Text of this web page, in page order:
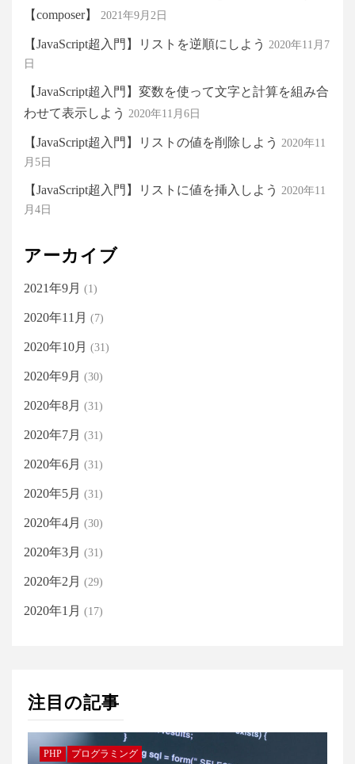
【composer】
2021年9月2日
【JavaScript超入門】リストを逆順にしよう 2020年11月7
日
【JavaScript超入門】変数を使って文字と計算を組み合
わせて表示しよう 2020年11月6日
【JavaScript超入門】リストの値を削除しよう 2020年11
月5日
【JavaScript超入門】リストに値を挿入しよう 2020年11
月4日
アーカイブ
2021年9月 (1)
2020年11月 (7)
2020年10月 (31)
2020年9月 (30)
2020年8月 (31)
2020年7月 (31)
2020年6月 (31)
2020年5月 (31)
2020年4月 (30)
2020年3月 (31)
2020年2月 (29)
2020年1月 (17)
注目の記事
PHP プログラミング